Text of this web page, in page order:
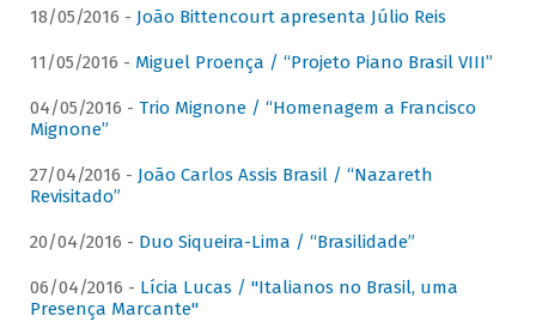
18/05/2016 - João Bittencourt apresenta Júlio Reis
11/05/2016 - Miguel Proença / “Projeto Piano Brasil VIII”
04/05/2016 - Trio Mignone / “Homenagem a Francisco
Mignone”
27/04/2016 - João Carlos Assis Brasil / “Nazareth
Revisitado”
20/04/2016 - Duo Siqueira-Lima / “Brasilidade”
06/04/2016 - Lícia Lucas / "Italianos no Brasil, uma
Presença Marcante"